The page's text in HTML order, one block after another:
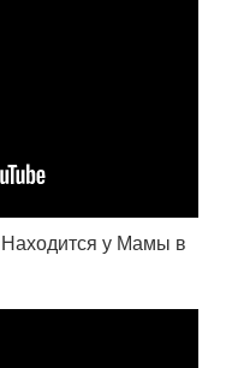
у Мамы в